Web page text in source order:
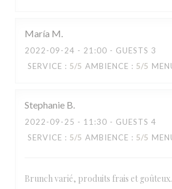
María M
2022-09-24 - 21:00 - GUESTS 3
SERVICE : 5/5 AMBIENCE : 5/5
Stephanie B
2022-09-25 - 11:30 - GUESTS 4
SERVICE : 5/5 AMBIENCE : 5/5
Brunch varié, produits frais et